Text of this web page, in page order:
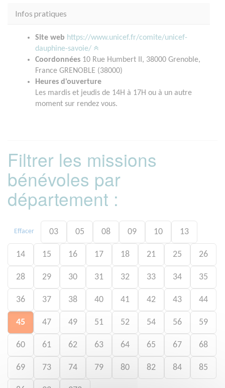
Infos pratiques
Site web https://www.unicef.fr/comite/unicef-
dauphine-savoie/
Coordonnées 10 Rue Humbert II, 38000 Grenoble,
France GRENOBLE (38000)
Heures d'ouverture
Les mardis et jeudis de 14H à 17H ou à un autre
moment sur rendez vous.
Filtrer les missions
bénévoles par
département :
Effacer 03 05 08 09 10 13
14 15 16 17 18 21 25 26
28 29 30 31 32 33 34 35
36 37 38 40 41 42 43 44
45 47 49 51 52 54 56 59
60 61 62 63 64 65 67 68
69 73 74 79 80 82 84 85